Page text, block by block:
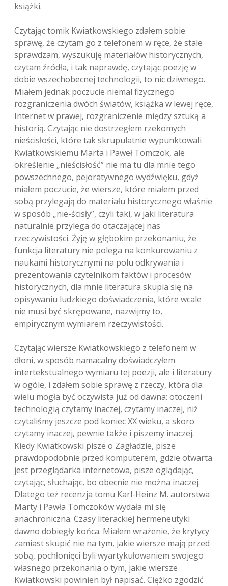
książki.
Czytając tomik Kwiatkowskiego zdałem sobie
sprawę, że czytam go z telefonem w ręce, że stale
sprawdzam, wyszukuję materiałów historycznych,
czytam źródła, i tak naprawdę, czytając poezję w
dobie wszechobecnej technologii, to nic dziwnego.
Miałem jednak poczucie niemal fizycznego
rozgraniczenia dwóch światów, książka w lewej ręce,
Internet w prawej, rozgraniczenie między sztuką a
historią. Czytając nie dostrzegłem rzekomych
nieścisłości, które tak skrupulatnie wypunktowali
Kwiatkowskiemu Marta i Paweł Tomczok, ale
określenie „nieścisłość” nie ma tu dla mnie tego
powszechnego, pejoratywnego wydźwięku, gdyż
miałem poczucie, że wiersze, które miałem przed
sobą przylegają do materiału historycznego właśnie
w sposób „nie-ścisły”, czyli taki, w jaki literatura
naturalnie przylega do otaczającej nas
rzeczywistości. Żyję w głębokim przekonaniu, że
funkcja literatury nie polega na konkurowaniu z
naukami historycznymi na polu odkrywania i
prezentowania czytelnikom faktów i procesów
historycznych, dla mnie literatura skupia się na
opisywaniu ludzkiego doświadczenia, które wcale
nie musi być skrępowane, nazwijmy to,
empirycznym wymiarem rzeczywistości.
Czytając wiersze Kwiatkowskiego z telefonem w
dłoni, w sposób namacalny doświadczyłem
intertekstualnego wymiaru tej poezji, ale i literatury
w ogóle, i zdałem sobie sprawę z rzeczy, która dla
wielu mogła być oczywista już od dawna: otoczeni
technologią czytamy inaczej, czytamy inaczej, niż
czytaliśmy jeszcze pod koniec XX wieku, a skoro
czytamy inaczej, pewnie także i piszemy inaczej.
Kiedy Kwiatkowski pisze o Zagładzie, pisze
prawdopodobnie przed komputerem, gdzie otwarta
jest przeglądarka internetowa, pisze oglądając,
czytając, słuchając, bo obecnie nie można inaczej.
Dlatego też recenzja tomu Karl-Heinz M. autorstwa
Marty i Pawła Tomczoków wydała mi się
anachroniczna. Czasy literackiej hermeneutyki
dawno dobiegły końca. Miałem wrażenie, że krytycy
zamiast skupić nie na tym, jakie wiersze mają przed
sobą, pochłonięci byli wyartykułowaniem swojego
własnego przekonania o tym, jakie wiersze
Kwiatkowski powinien był napisać. Ciężko zgodzić